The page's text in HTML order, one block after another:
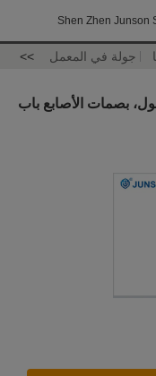
Shen Zhen Junson
جولة في المعمل >>
بصمات الأصابع باب